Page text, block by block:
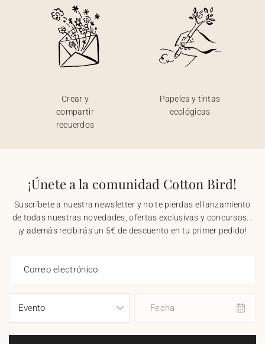
Crear y
compartir
recuerdos
Papeles y tintas
ecológicas
¡Únete a la comunidad Cotton Bird!
Suscríbete a nuestra newsletter y no te pierdas el lanzamiento
de todas nuestras novedades, ofertas exclusivas y concursos...
¡y además recibirás un 5€ de descuento en tu primer pedido!
Correo electrónico
Fecha